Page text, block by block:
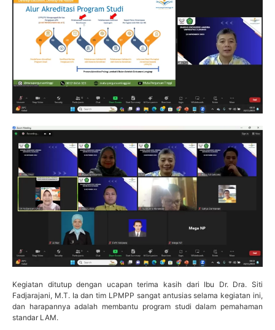
Kegiatan ditutup dengan ucapan terima kasih dari Ibu Dr. Dra. Siti
Fadjarajani, M.T. Ia dan tim LPMPP sangat antusias selama kegiatan ini,
dan harapannya adalah membantu program studi dalam pemahaman
standar LAM.